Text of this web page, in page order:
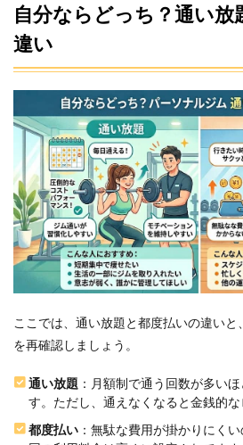
自分ならどっち？通い放
違い
ここでは、通い放題と都度払いの違い
を再確認しましょう。
通い放題 ：月額制で通う回数が多い
す。ただし、通えなくなると金銭的な
都度払い ：無駄な費用が掛かりにく